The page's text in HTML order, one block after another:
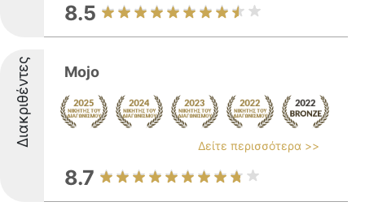
8.5
Διακριθέντες Mojo
Δείτε περισσότερα >>
8.7